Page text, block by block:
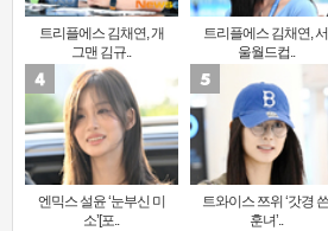
트리플에스 김채연, 개
그맨 김규..
트리플에스 김채연, 서
울월드컵..
엔믹스 설윤 ‘눈부신 미
소’[포..
트와이스 쯔위 ‘갓경 쓴
훈녀’..